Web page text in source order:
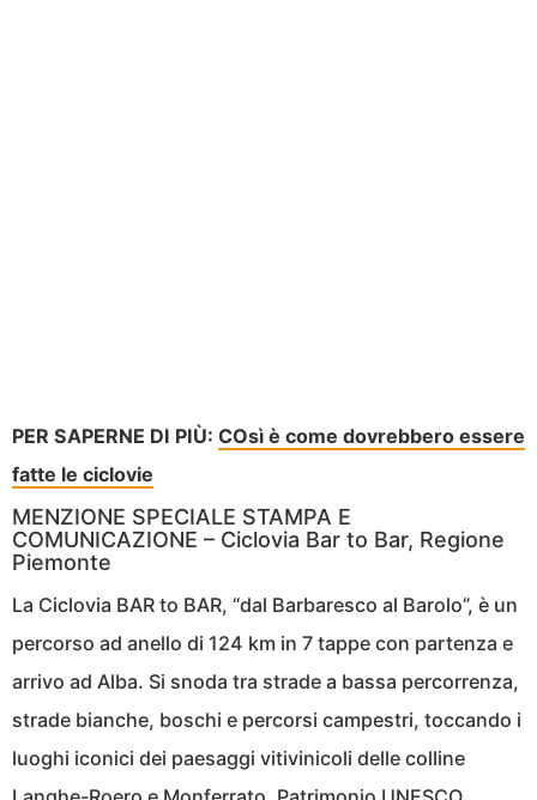
PER SAPERNE DI PIÙ: COsì è come dovrebbero essere
fatte le ciclovie
MENZIONE SPECIALE STAMPA E
COMUNICAZIONE – Ciclovia Bar to Bar, Regione
Piemonte
La Ciclovia BAR to BAR, “dal Barbaresco al Barolo”, è un
percorso ad anello di 124 km in 7 tappe con partenza e
arrivo ad Alba. Si snoda tra strade a bassa percorrenza,
strade bianche, boschi e percorsi campestri, toccando i
luoghi iconici dei paesaggi vitivinicoli delle colline